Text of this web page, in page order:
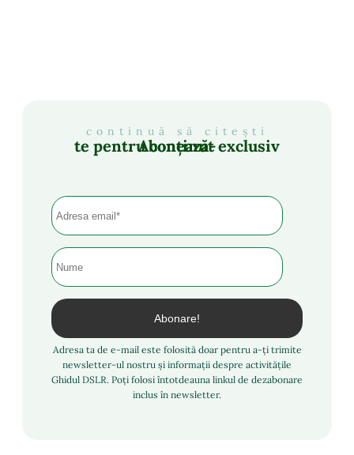
continuă să citești
Abonează-te pentru conținut exclusiv
Adresa ta de e-mail este folosită doar pentru a-ți trimite
newsletter-ul nostru și informații despre activitățile
Ghidul DSLR. Poți folosi întotdeauna linkul de dezabonare
inclus în newsletter.